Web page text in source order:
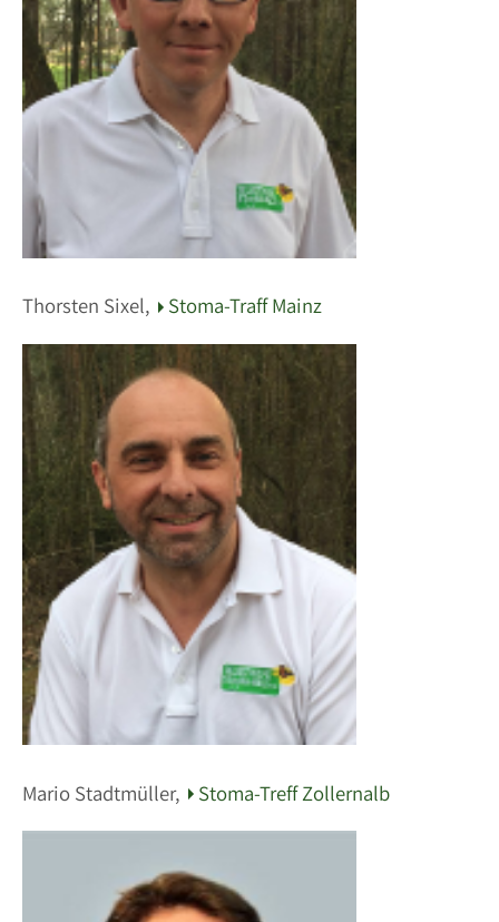
Thorsten Sixel, Stoma-Traff Mainz
Mario Stadtmüller, Stoma-Treff Zollernalb